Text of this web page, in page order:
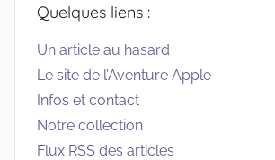
Quelques liens :
Un article au hasard
Le site de l’Aventure Apple
Infos et contact
Notre collection
Flux RSS des articles